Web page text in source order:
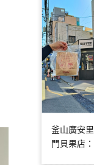
釜山廣安
門貝果店